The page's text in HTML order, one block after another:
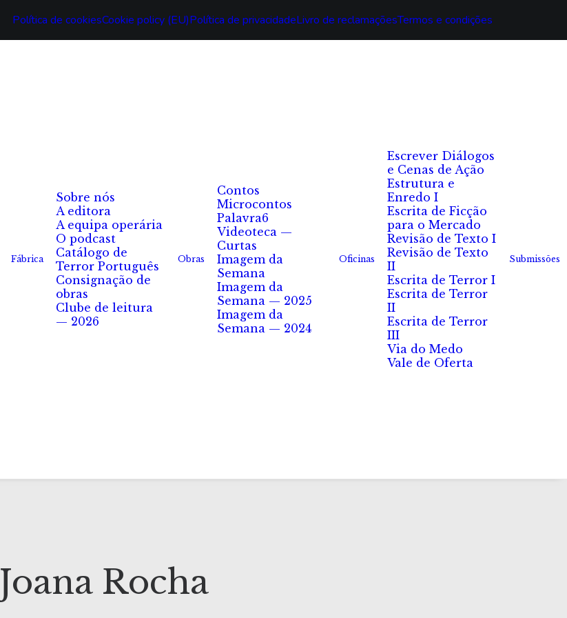
Política de cookiesCookie policy (EU)Política de privacidadeLivro de reclamaçõesTermos e condições
Fábrica
Sobre nós
A editora
A equipa operária
O podcast
Catálogo de
Terror Português
Consignação de
obras
Clube de leitura
— 2026
Obras
Contos
Microcontos
Palavra6
Videoteca —
Curtas
Imagem da
Semana
Imagem da
Semana — 2025
Imagem da
Semana — 2024
Oficinas
Escrever Diálogos
e Cenas de Ação
Estrutura e
Enredo I
Escrita de Ficção
para o Mercado
Revisão de Texto I
Revisão de Texto
II
Escrita de Terror I
Escrita de Terror
II
Escrita de Terror
III
Via do Medo
Vale de Oferta
Submissões
Joana Rocha